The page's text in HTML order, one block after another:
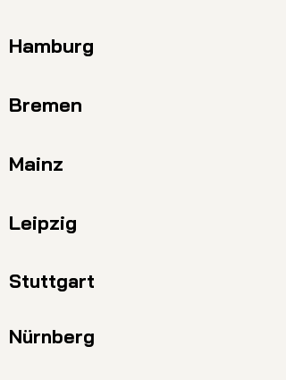
Hamburg
Bremen
Mainz
Leipzig
Stuttgart
Nürnberg